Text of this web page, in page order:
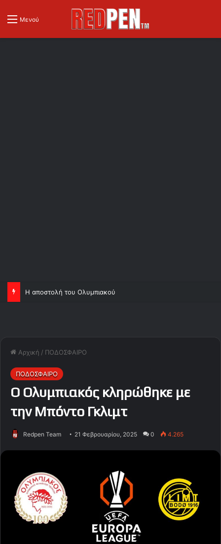
Μενού
Η αποστολή του Ολυμπιακού
Αρχική / ΠΟΔΟΣΦΑΙΡΟ
ΠΟΔΟΣΦΑΙΡΟ
Ο Ολυμπιακός κληρώθηκε με
την Μπόντο Γκλιμτ
Redpen Team 21 Φεβρουαρίου, 2025 0 4.265